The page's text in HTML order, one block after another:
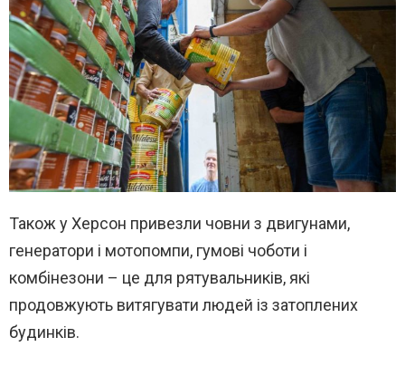
Також у Херсон привезли човни з двигунами,
генератори і мотопомпи, гумові чоботи і
комбінезони – це для рятувальників, які
продовжують витягувати людей із затоплених
будинків.